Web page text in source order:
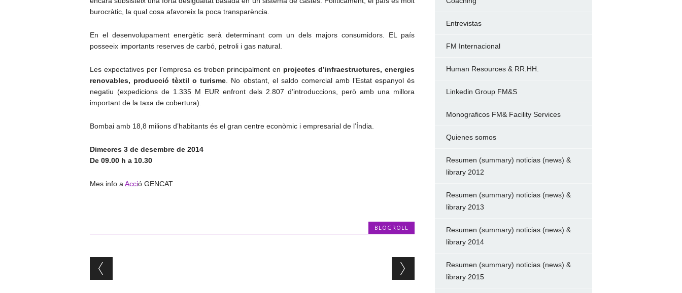
burocràtic, la qual cosa afavoreix la poca transparència.
En el desenvolupament energètic serà determinant com un dels majors consumidors. EL país
posseeix importants reserves de carbó, petroli i gas natural.
Les expectatives per l’empresa es troben principalment en projectes d’infraestructures, energies
renovables, producció tèxtil o turisme . No obstant, el saldo comercial amb l’Estat espanyol és
negatiu (expedicions de 1.335 M EUR enfront dels 2.807 d’introduccions, però amb una millora
important de la taxa de cobertura).
Bombai amb 18,8 milions d’habitants és el gran centre econòmic i empresarial de l’Índia.
Dimecres 3 de desembre de 2014
De 09.00 h a 10.30
Mes info a Acció GENCAT
BLOGROLL
Post navigation
Entrevistas
FM Internacional
Human Resources & RR.HH.
Linkedin Group FM&S
Monograficos FM& Facility Services
Quienes somos
Resumen (summary) noticias (news) &
library 2012
Resumen (summary) noticias (news) &
library 2013
Resumen (summary) noticias (news) &
library 2014
Resumen (summary) noticias (news) &
library 2015